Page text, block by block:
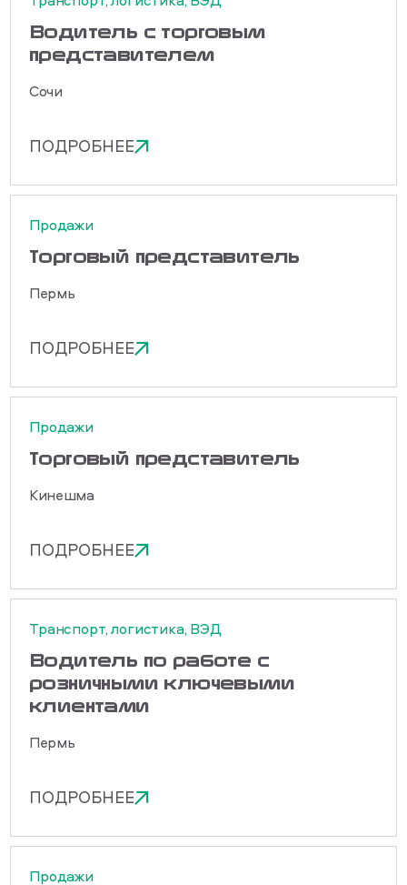
Водитель с торговым
представителем
Сочи
ПОДРОБНЕЕ
Продажи
Торговый представитель
Пермь
ПОДРОБНЕЕ
Продажи
Торговый представитель
Кинешма
ПОДРОБНЕЕ
Транспорт, логистика, ВЭД
Водитель по работе с
розничными ключевыми
клиентами
Пермь
ПОДРОБНЕЕ
Продажи